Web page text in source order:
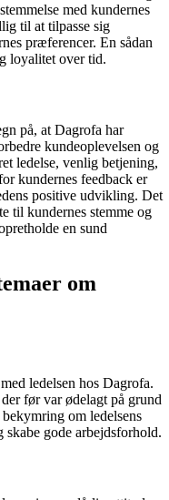
med kundernes
til at tilpasse sig
præferencer. En sådan
loyalitet over tid.
på, at Dagrofa har
kundeoplevelsen og
ledelse, venlig betjening,
kundernes feedback er
positive udvikling. Det
til kundernes stemme og
en sund
om
ledelsen hos Dagrofa.
før var ødelagt på grund
om ledelsens
gode arbejdsforhold.